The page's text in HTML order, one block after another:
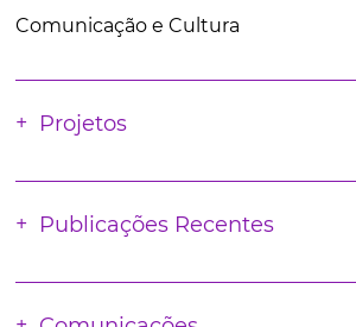
Comunicação e Cultura
Projetos
Publicações Recentes